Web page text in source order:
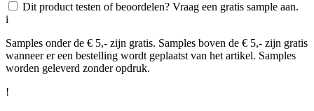
Dit product testen of beoordelen? Vraag een gratis sample aan.
i
Samples onder de € 5,- zijn gratis. Samples boven de € 5,- zijn gratis
wanneer er een bestelling wordt geplaatst van het artikel. Samples
worden geleverd zonder opdruk.
!